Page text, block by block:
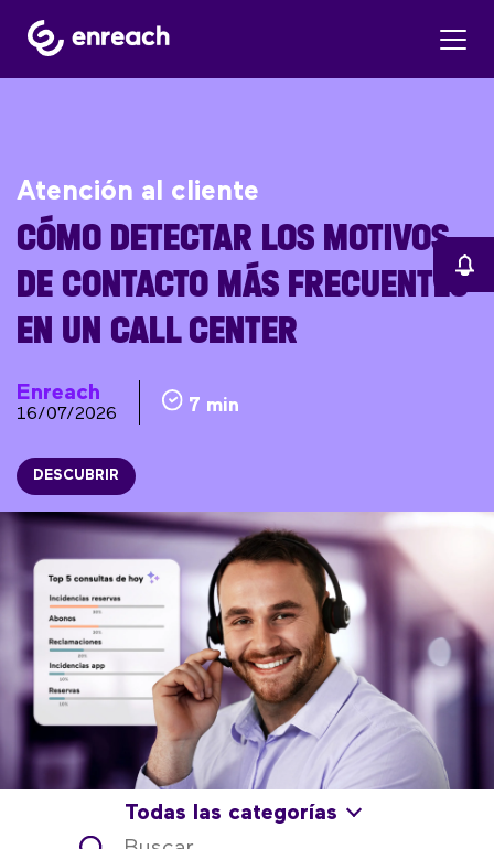
Atención al cliente
CÓMO DETECTAR LOS MOTIVOS
DE CONTACTO MÁS FRECUENTES
EN UN CALL CENTER
Enreach
16/07/2026 7 min
DESCUBRIR
Todas las categorías